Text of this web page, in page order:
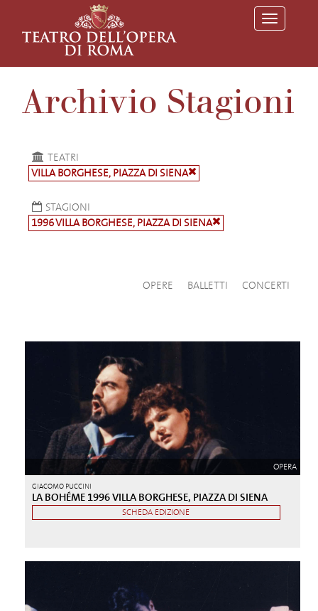
T
o
l
a
v
Archivio Stagioni
TEATRI
VILLA BORGHESE, PIAZZA DI SIENA
STAGIONI
1996 VILLA BORGHESE, PIAZZA DI SIENA
OPERE BALLETTI CONCERTI
OPERA
GIACOMO PUCCINI
LA BOHÉME 1996 VILLA BORGHESE, PIAZZA DI SIENA
SCHEDA EDIZIONE